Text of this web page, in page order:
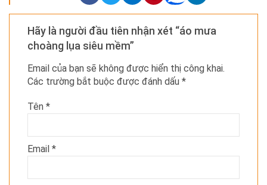
Hãy là người đầu tiên nhận xét “áo mưa
choàng lụa siêu mềm”
Email của bạn sẽ không được hiển thị công khai.
Các trường bắt buộc được đánh dấu *
Tên *
Email *